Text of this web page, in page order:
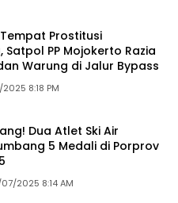
Prostitusi
Satpol PP Mojokerto Razia
Warung di Jalur Bypass
8:18 PM
Dua Atlet Ski Air
5 Medali di Porprov
2025 8:14 AM